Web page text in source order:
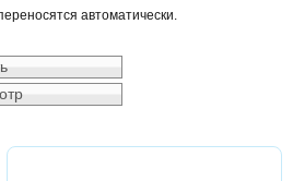
автоматически.